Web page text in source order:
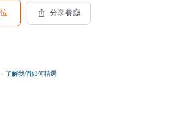
分享餐廳
· 了解我們如何精選